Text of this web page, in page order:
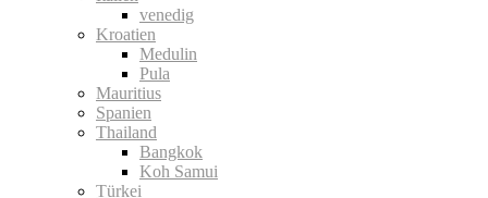
venedig
Kroatien
Medulin
Pula
Mauritius
Spanien
Thailand
Bangkok
Koh Samui
Türkei